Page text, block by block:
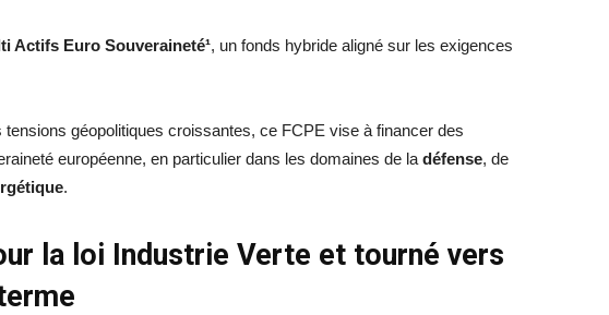
Actifs Euro Souveraineté¹, un fonds hybride aligné sur les exigences
géopolitiques croissantes, ce FCPE vise à financer des
européenne, en particulier dans les domaines de la défense, de
.
la loi Industrie Verte et tourné vers